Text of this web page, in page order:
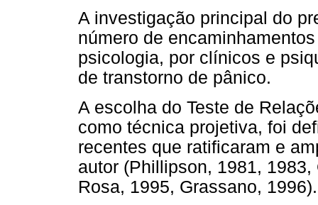
A investigação principal do
número de
psicologia, por clínicos e
de transtorno de pânico.
A escolha do Teste de
como técnica projetiva, foi
recentes que ratificaram e
autor (Phillipson, 1981,
Rosa, 1995, Grassano, 1996).